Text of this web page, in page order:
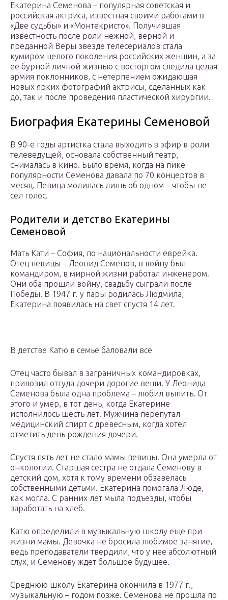
Екатерина Семенова – популярная советская и
российская актриса, известная своими работами в
«Две судьбы» и «Монтекристо». Получившая
известность после роли нежной, верной и
преданной Веры звезде телесериалов стала
кумиром целого поколения российских женщин, а за
ее бурной личной жизнью с восторгом следила целая
армия поклонников, с нетерпением ожидающая
новых ярких фотографий актрисы, сделанных как
до, так и после проведения пластической хирургии.
Биография Екатерины Семеновой
В 90-е годы артистка стала выходить в эфир в роли
телеведущей, основала собственный театр,
снималась в кино. Было время, когда на пике
популярности Семенова давала по 70 концертов в
месяц. Певица молилась лишь об одном – чтобы не
сел голос.
Родители и детство Екатерины
Семеновой
Мать Кати – София, по национальности еврейка.
Отец певицы – Леонид Семенов, в войну был
командиром, в мирной жизни работал инженером.
Они оба прошли войну, свадьбу сыграли после
Победы. В 1947 г. у пары родилась Людмила,
Екатерина появилась на свет спустя 14 лет.
В детстве Катю в семье баловали все
Отец часто бывал в заграничных командировках,
привозил оттуда дочери дорогие вещи. У Леонида
Семенова была одна проблема – любил выпить. От
этого и умер, в тот день, когда Екатерине
исполнилось шесть лет. Мужчина перепутал
медицинский спирт с древесным, когда хотел
отметить день рождения дочери.
Спустя пять лет не стало мамы певицы. Она умерла от
онкологии. Старшая сестра не отдала Семенову в
детский дом, хотя к тому времени обзавелась
собственными детьми. Екатерина помогала Люде,
как могла. С ранних лет мыла подъезды, чтобы
заработать на хлеб.
Катю определили в музыкальную школу еще при
жизни мамы. Девочка не бросила любимое занятие,
ведь преподаватели твердили, что у нее абсолютный
слух, и Семенову ждет большое будущее.
Среднюю школу Екатерина окончила в 1977 г.,
музыкальную – годом позже. Семенова не прошла по